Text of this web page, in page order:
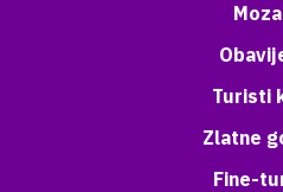
Turisti
Zlatne
Fine-